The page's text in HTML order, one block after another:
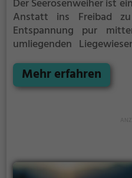
Der Seerosenweiher ist
Anstatt ins Freibad
Entspannung pur
umliegenden
September ist der
Ausflugsziel. Egal ob
Mehr erfahren